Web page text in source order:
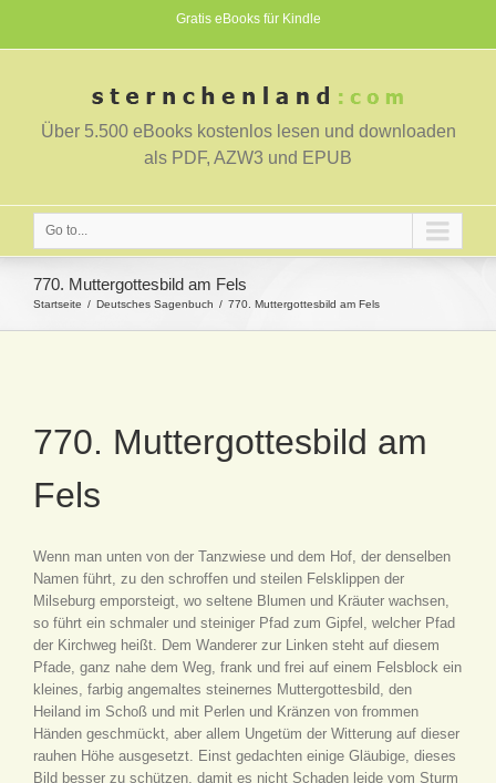
Gratis eBooks für Kindle
Über 5.500 eBooks kostenlos lesen und downloaden
als PDF, AZW3 und EPUB
Go to...
770. Muttergottesbild am Fels
Startseite Deutsches Sagenbuch 770. Muttergottesbild am Fels
770. Muttergottesbild am
Fels
Wenn man unten von der Tanzwiese und dem Hof, der denselben
Namen führt, zu den schroffen und steilen Felsklippen der
Milseburg emporsteigt, wo seltene Blumen und Kräuter wachsen,
so führt ein schmaler und steiniger Pfad zum Gipfel, welcher Pfad
der Kirchweg heißt. Dem Wanderer zur Linken steht auf diesem
Pfade, ganz nahe dem Weg, frank und frei auf einem Felsblock ein
kleines, farbig angemaltes steinernes Muttergottesbild, den
Heiland im Schoß und mit Perlen und Kränzen von frommen
Händen geschmückt, aber allem Ungetüm der Witterung auf dieser
rauhen Höhe ausgesetzt. Einst gedachten einige Gläubige, dieses
Bild besser zu schützen, damit es nicht Schaden leide vom Sturm